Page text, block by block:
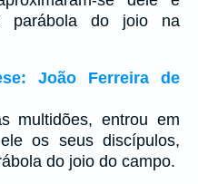
parábola do joio na
João Ferreira de
multidões, entrou em
os seus discípulos,
do joio do campo.